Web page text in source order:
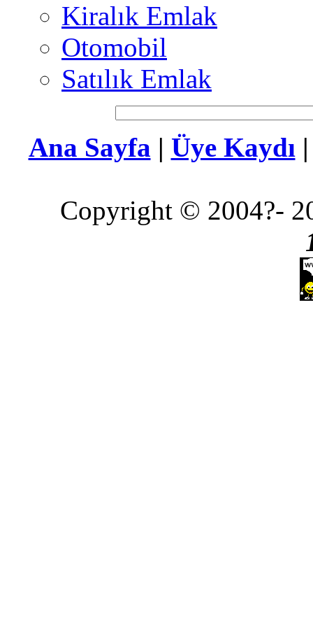
Kiralık Emlak
Otomobil
Satılık Emlak
Ana Sayfa | Üye Kaydı
Copyright © 2004?-